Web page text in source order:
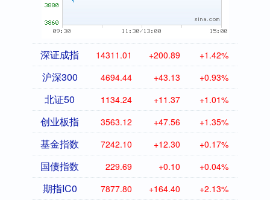
深证成指 14311.01 +200.89 +1.42%
沪深300 4694.44 +43.13 +0.93%
北证50 1134.24 +11.37 +1.01%
创业板指 3563.12 +47.56 +1.35%
基金指数 7242.10 +12.30 +0.17%
国债指数 229.69 +0.10 +0.04%
期指IC0 7877.80 +164.40 +2.13%